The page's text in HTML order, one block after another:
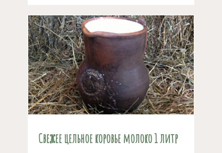
Свежее цельное коровье молоко 1 литр